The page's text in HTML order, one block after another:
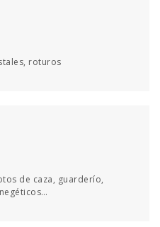
roturos
de caza, guarderío,